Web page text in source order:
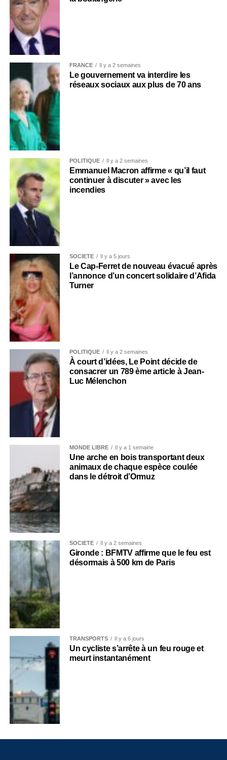
FRANCE Il y a 2 semaines
Le gouvernement va interdire les
réseaux sociaux aux plus de 70 ans
POLITIQUE Il y a 2 semaines
Emmanuel Macron affirme « qu’il faut
continuer à discuter » avec les
incendies
SOCIÉTÉ Il y a 5 jours
Le Cap-Ferret de nouveau évacué après
l’annonce d’un concert solidaire d’Afida
Turner
POLITIQUE Il y a 2 semaines
À court d’idées, Le Point décide de
consacrer un 789 ème article à Jean-
Luc Mélenchon
MONDE LIBRE Il y a 1 semaine
Une arche en bois transportant deux
animaux de chaque espèce coulée
dans le détroit d’Ormuz
SOCIÉTÉ Il y a 2 semaines
Gironde : BFMTV affirme que le feu est
désormais à 500 km de Paris
TRANSPORTS Il y a 6 jours
Un cycliste s’arrête à un feu rouge et
meurt instantanément